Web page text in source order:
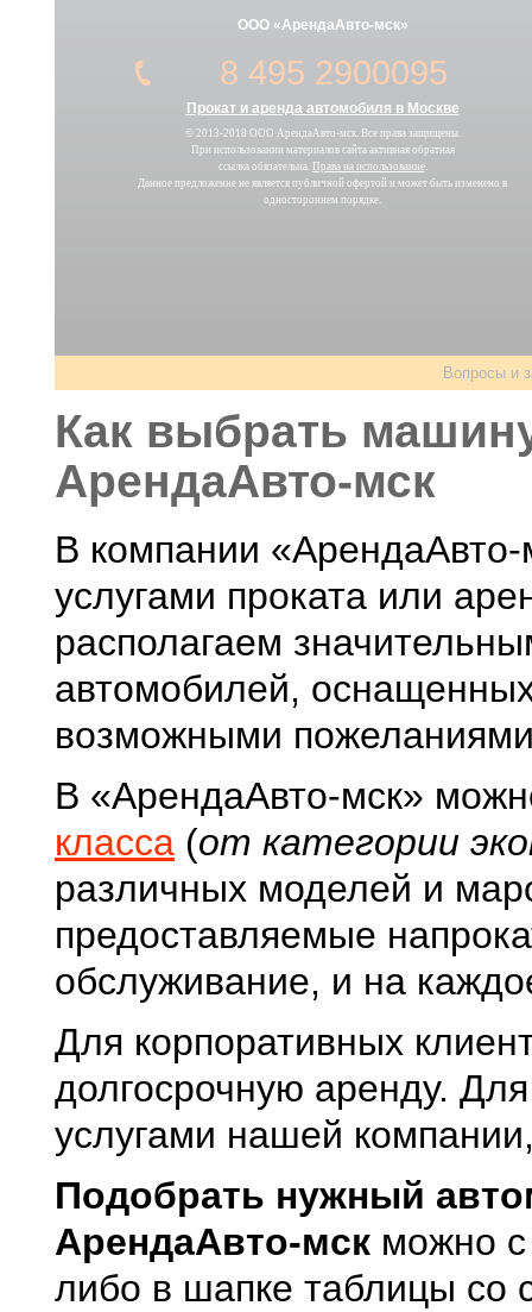
ООО «АрендаАвто-мск»
8 495 2900095
Прокат и аренда автомобиля в Москве
© 2013-2018 ООО АрендаАвто-мск. Все права защищены.
При использовании материалов сайта активная обратная
ссылка обязательна. Права на использование.
Данное предложение не является публичной офертой и может быть изменено в
одностороннем порядке.
Вопросы и
Как выбрать
АрендаАвто-мск
В компании
услугами проката или
располагаем
автомобилей,
возможными
В «АрендаАвто-мск»
класса (от категории
различных моделей и
предоставляемые
обслуживание, и на
Для корпоративных
долгосрочную аренду. Для
услугами нашей
Подобрать нужный
АрендаАвто-мск можно
либо в шапке таблицы со